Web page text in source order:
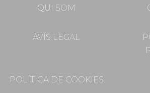
QUI SOM
AVÍS LEGAL
POLÍTICA DE COOKIES